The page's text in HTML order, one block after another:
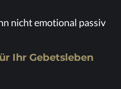
nicht emo­tio­nal pas­siv
Ihr Gebetsleben